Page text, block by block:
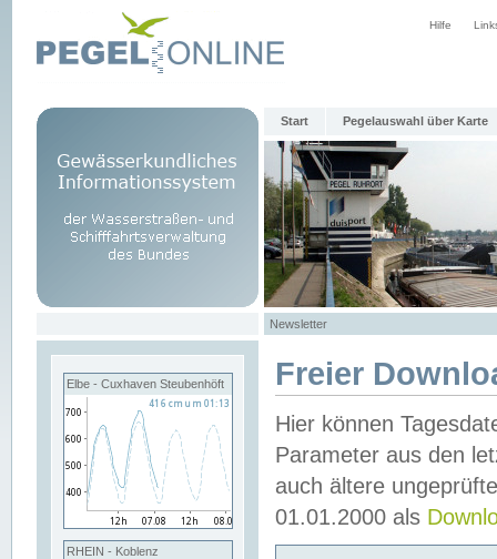
Hilfe
Start Pegelauswahl über Karte
Newsletter
Elbe - Cuxhaven Steubenhöft
RHEIN - Koblenz
Freier
Hier können
Parameter aus den
auch ältere
01.01.2000 als